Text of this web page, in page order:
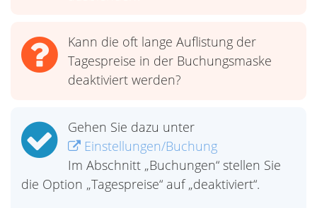
Kann die oft lange Auflistung der
Tagespreise in der Buchungsmaske
deaktiviert werden?
Gehen Sie dazu unter
Einstellungen/Buchung
Im Abschnitt „Buchungen“ stellen Sie
die Option „Tagespreise“ auf „deaktiviert“.